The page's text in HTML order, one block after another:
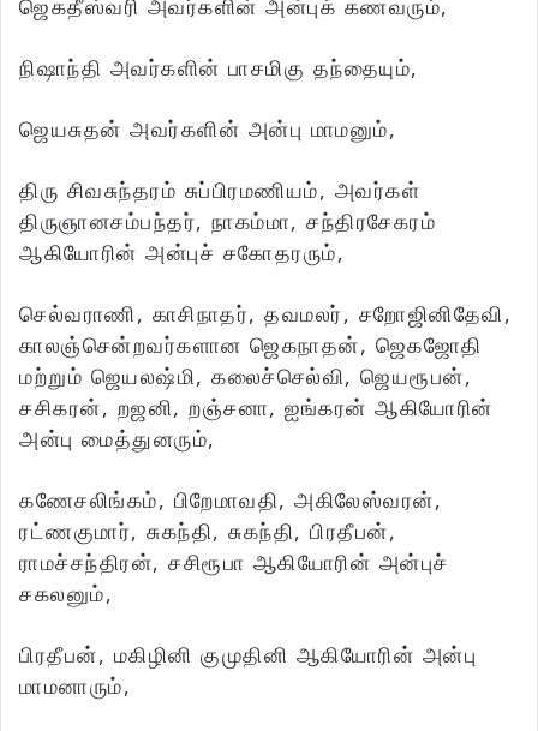
ஜெகதீஸ்வரி அவர்களின் அன்புக் கணவரும்,
நிஷாந்தி அவர்களின் பாசமிகு தந்தையும்,
ஜெயசுதன் அவர்களின் அன்பு மாமனும்,
திரு சிவசுந்தரம் சுப்பிரமணியம், அவர்கள்
திருஞானசம்பந்தர், நாகம்மா, சந்திரசேகரம்
ஆகியோரின் அன்புச் சகோதரரும்,
செல்வராணி, காசிநாதர், தவமலர், சறோஜினிதேவி,
காலஞ்சென்றவர்களான ஜெகநாதன், ஜெகஜோதி
மற்றும் ஜெயலஷ்மி, கலைச்செல்வி, ஜெயரூபன்,
சசிகரன், றஜனி, றஞ்சனா, ஐங்கரன் ஆகியோரின்
அன்பு மைத்துனரும்,
கணேசலிங்கம், பிறேமாவதி, அகிலேஸ்வரன்,
ரட்ணகுமார், சுகந்தி, சுகந்தி, பிரதீபன்,
ராமச்சந்திரன், சசிரூபா ஆகியோரின் அன்புச்
சகலனும்,
பிரதீபன், மகிழினி குமுதினி ஆகியோரின் அன்பு
மாமனாரும்,